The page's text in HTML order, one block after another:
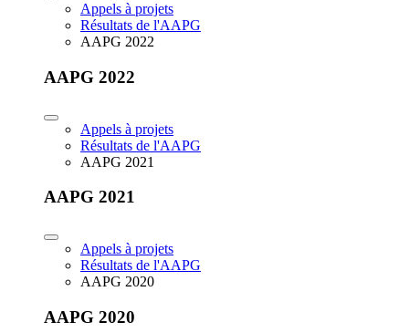
Appels à projets
Résultats de l'AAPG
AAPG 2022
AAPG 2022
Appels à projets
Résultats de l'AAPG
AAPG 2021
AAPG 2021
Appels à projets
Résultats de l'AAPG
AAPG 2020
AAPG 2020